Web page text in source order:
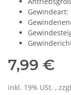
Gewindeart:
7,99 €
inkl. 19% USt. ,